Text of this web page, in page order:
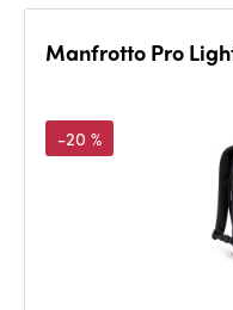
Manfrotto Pro
-20 %